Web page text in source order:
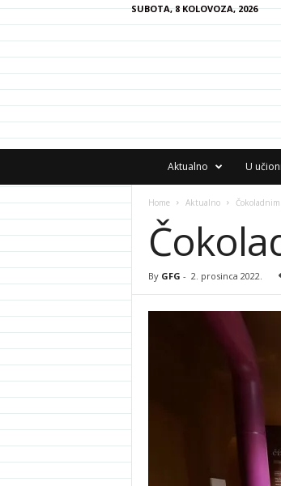
SUBOTA, 8 KOLOVOZA, 2026
A
Aktualno U
Home Aktualno
By GFG - 2. prosinca 2022.